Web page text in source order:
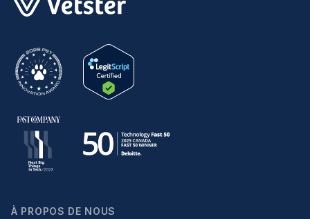
À PROPOS DE NOUS